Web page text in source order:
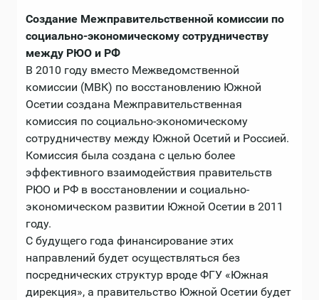
Создание Межправительственной комиссии по
социально-экономическому сотрудничеству
между РЮО и РФ
В 2010 году вместо Межведомственной
комиссии (МВК) по восстановлению Южной
Осетии создана Межправительственная
комиссия по социально-экономическому
сотрудничеству между Южной Осетий и Россией.
Комиссия была создана с целью более
эффективного взаимодействия правительств
РЮО и РФ в восстановлении и социально-
экономическом развитии Южной Осетии в 2011
году.
С будущего года финансирование этих
направлений будет осуществляться без
посреднических структур вроде ФГУ «Южная
дирекция», а правительство Южной Осетии будет